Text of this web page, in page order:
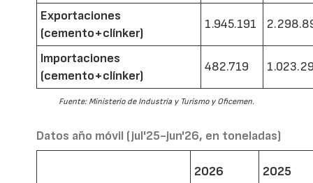
Exportaciones
(cemento+clínker)
1.945.191
Importaciones
(cemento+clínker)
482.719
Fuente: Ministerio de Industria y Turismo y Oficemen.
Datos año móvil (jul'25-jun'26, en toneladas)
2026 2025